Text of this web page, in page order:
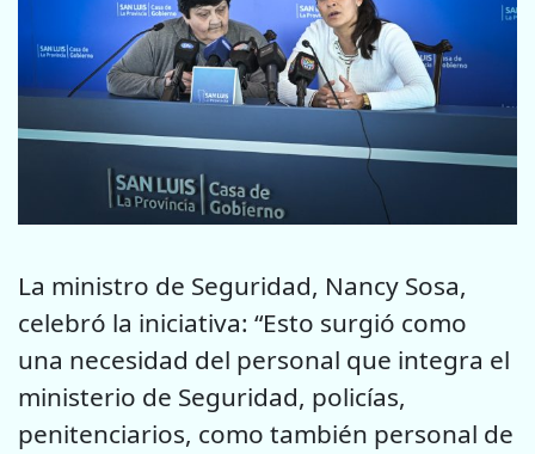
La ministro de Seguridad, Nancy Sosa,
celebró la iniciativa: “Esto surgió como
una necesidad del personal que integra el
ministerio de Seguridad, policías,
penitenciarios, como también personal de